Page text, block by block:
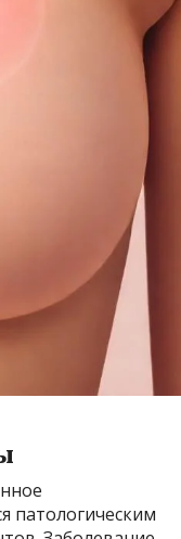
патологическим